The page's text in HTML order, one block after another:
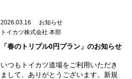
2026.03.16
お知らせ
トイカツ株式会社 本部
「春のトリプル0円プラン」のお知らせ
いつもトイカツ道場をご利用いただき
まして、ありがとうございます。新規